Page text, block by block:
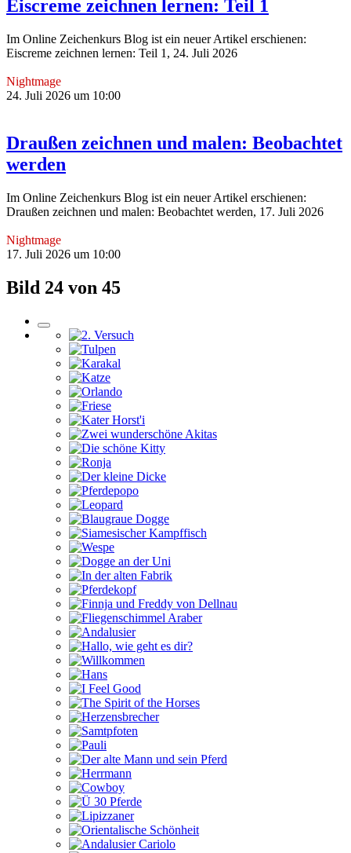
Eiscreme zeichnen lernen: Teil 1
Im Online Zeichenkurs Blog ist ein neuer Artikel erschienen:
Eiscreme zeichnen lernen: Teil 1, 24. Juli 2026
Nightmage
24. Juli 2026 um 10:00
Draußen zeichnen und malen: Beobachtet
werden
Im Online Zeichenkurs Blog ist ein neuer Artikel erschienen:
Draußen zeichnen und malen: Beobachtet werden, 17. Juli 2026
Nightmage
17. Juli 2026 um 10:00
Bild 24 von 45